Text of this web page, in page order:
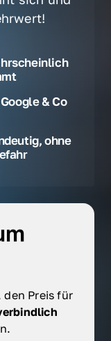
& Co
ohne
den Preis für